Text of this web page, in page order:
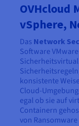
OVHcloud
vSphere,
Das Network
Software
konsistente
Cloud-
egal ob sie auf
Containern
von